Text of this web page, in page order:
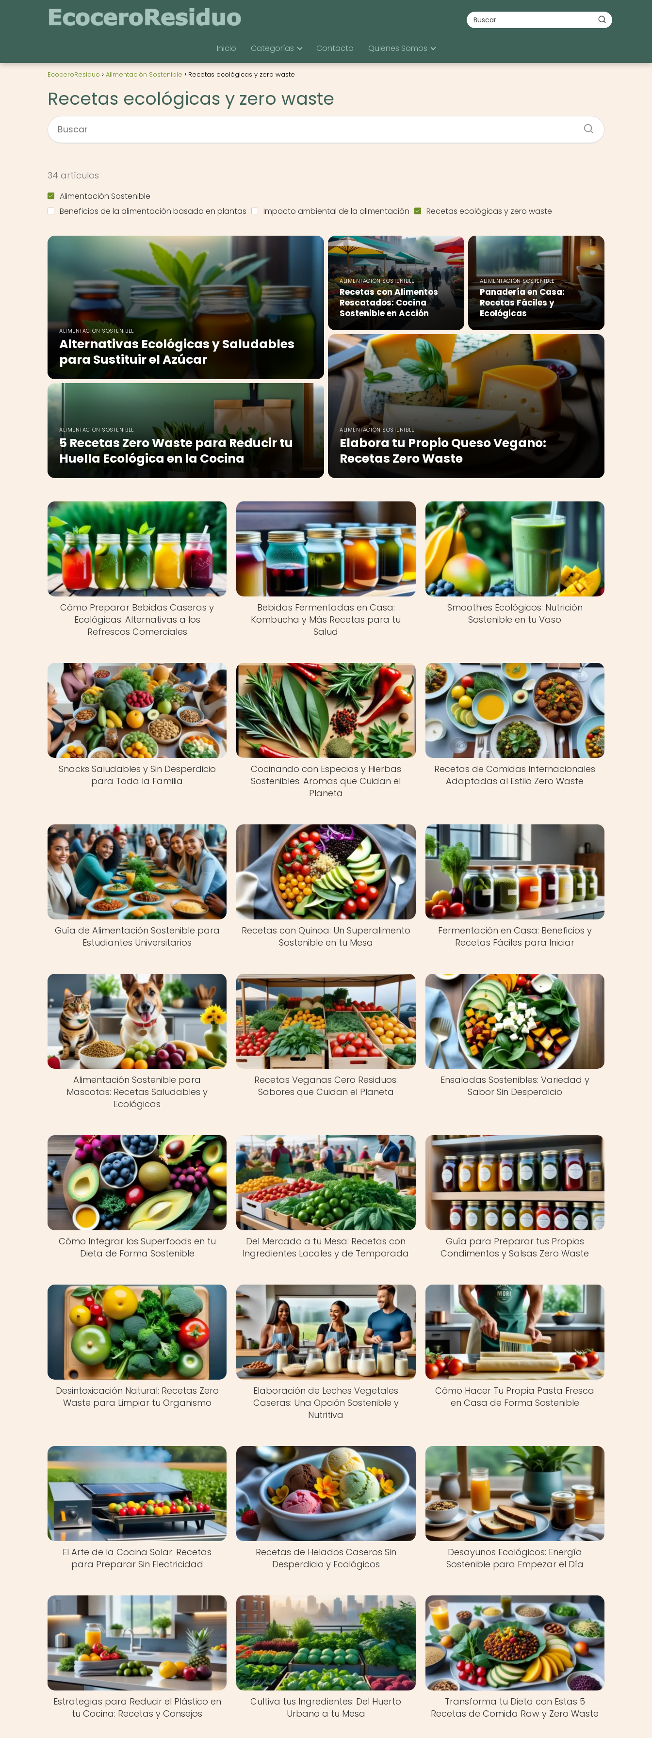
Inicio Categorías Contacto Quienes Somos
EcoceroResiduo Alimentación Sostenible Recetas ecológicas y zero waste
Recetas ecológicas y zero waste
34 artículos
Alimentación Sostenible
Beneficios de la alimentación basada en plantas
Impacto ambiental de la alimentación Recetas ecológicas y zero waste
ALIMENTACIÓN SOSTENIBLE
Alternativas Ecológicas y Saludables
para Sustituir el Azúcar
ALIMENTACIÓN SOSTENIBLE
Recetas con Alimentos
Rescatados: Cocina
Sostenible en Acción
ALIMENTACIÓN SOSTENIBLE
5 Recetas Zero Waste para Reducir tu
Huella Ecológica en la Cocina
ALIMENTACIÓN SOSTENIBLE
Panadería en Casa:
Recetas Fáciles y
Ecológicas
ALIMENTACIÓN SOSTENIBLE
Elabora tu Propio Queso Vegano:
Recetas Zero Waste
Cómo Preparar Bebidas Caseras y
Ecológicas: Alternativas a los
Refrescos Comerciales
Bebidas Fermentadas en Casa:
Kombucha y Más Recetas para tu
Salud
Smoothies Ecológicos: Nutrición
Sostenible en tu Vaso
Snacks Saludables y Sin Desperdicio
para Toda la Familia
Cocinando con Especias y Hierbas
Sostenibles: Aromas que Cuidan el
Planeta
Recetas de Comidas Internacionales
Adaptadas al Estilo Zero Waste
Guía de Alimentación Sostenible para
Estudiantes Universitarios
Recetas con Quinoa: Un Superalimento
Sostenible en tu Mesa
Fermentación en Casa: Beneficios y
Recetas Fáciles para Iniciar
Alimentación Sostenible para
Mascotas: Recetas Saludables y
Ecológicas
Recetas Veganas Cero Residuos:
Sabores que Cuidan el Planeta
Ensaladas Sostenibles: Variedad y
Sabor Sin Desperdicio
Cómo Integrar los Superfoods en tu
Dieta de Forma Sostenible
Del Mercado a tu Mesa: Recetas con
Ingredientes Locales y de Temporada
Guía para Preparar tus Propios
Condimentos y Salsas Zero Waste
Desintoxicación Natural: Recetas Zero
Waste para Limpiar tu Organismo
Elaboración de Leches Vegetales
Caseras: Una Opción Sostenible y
Nutritiva
Cómo Hacer Tu Propia Pasta Fresca
en Casa de Forma Sostenible
El Arte de la Cocina Solar: Recetas
para Preparar Sin Electricidad
Recetas de Helados Caseros Sin
Desperdicio y Ecológicos
Desayunos Ecológicos: Energía
Sostenible para Empezar el Día
Estrategias para Reducir el Plástico en
tu Cocina: Recetas y Consejos
Cultiva tus Ingredientes: Del Huerto
Urbano a tu Mesa
Transforma tu Dieta con Estas 5
Recetas de Comida Raw y Zero Waste